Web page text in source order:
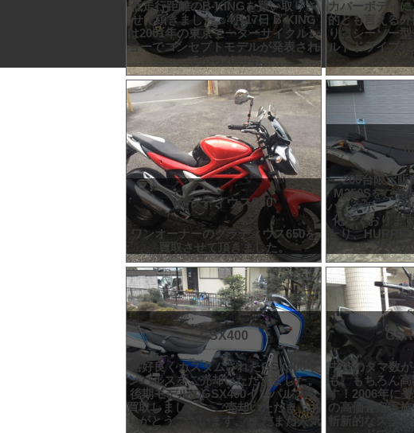
低走行距離のB-KINGを買い取りさ
せて頂きました。4月17日 B-KING
は2001年の東京モーターサイクルシ
ョーでコンセプトモデルが発表され
てから2008年
カバーボディ
的とも言える外
り、シーソー
ルトドライブな
グラディウス650
ワンオーナーのグラディウス650を
買取させて頂きました。
200台限定販
M250Sをご売
バイクボーイで
化しておりま
たり、
など
GSX400
格好良くカスタムされたGSX400イ
ンパルスをご売却いただきました。
後期モデルのGSX400インパルスを
買取しました。 ご売却いただき、あ
りがとうございます。 まだまだ人気
中古のタマ数
も、もちろん
す！2006年に
の高価査定実
斬新的なスタイ